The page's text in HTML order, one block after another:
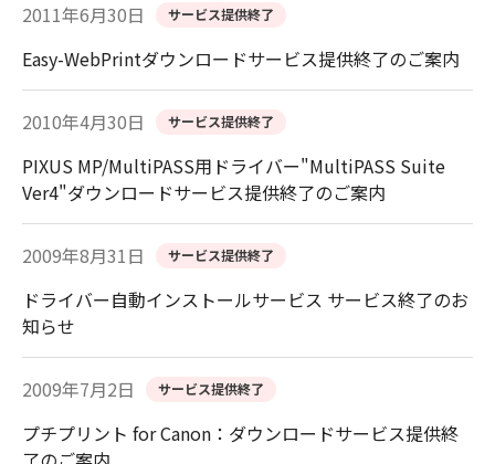
2011年6月30日 サービス提供終了
Easy-WebPrintダウンロードサービス提供終了のご案内
2010年4月30日 サービス提供終了
PIXUS MP/MultiPASS用ドライバー"MultiPASS Suite
Ver4"ダウンロードサービス提供終了のご案内
2009年8月31日 サービス提供終了
ドライバー自動インストールサービス サービス終了のお
知らせ
2009年7月2日 サービス提供終了
プチプリント for Canon：ダウンロードサービス提供終